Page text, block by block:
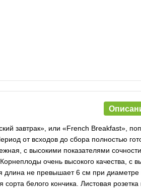
завтрак», или «French Breakfast»,
от всходов до сбора полностью
с высокими показателями
очень высокого качества,
не превышает 6 см при диаметре
сорта белого кончика. Листовая